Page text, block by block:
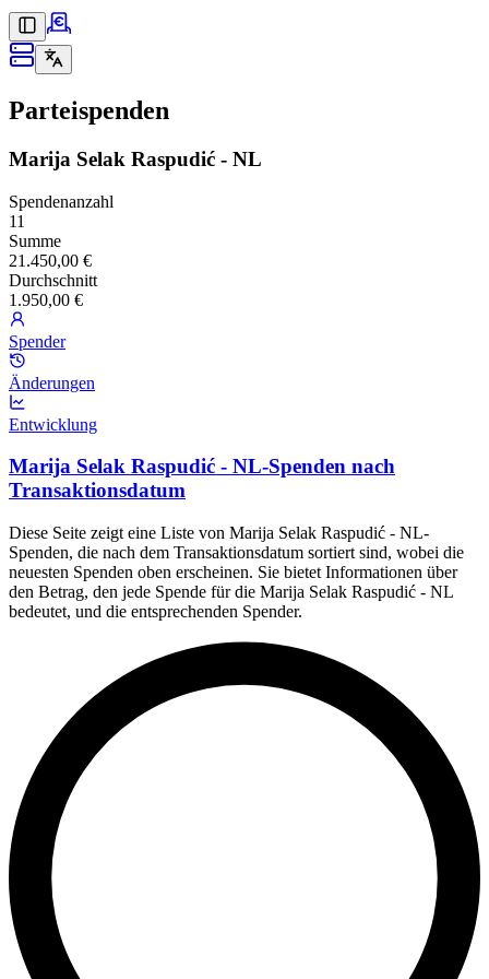
Parteispenden
Marija Selak Raspudić - NL
Spendenanzahl
11
Summe
21.450,00 €
Durchschnitt
1.950,00 €
Spender
Änderungen
Entwicklung
Marija Selak Raspudić - NL-Spenden nach
Transaktionsdatum
Diese Seite zeigt eine Liste von Marija Selak Raspudić - NL-
Spenden, die nach dem Transaktionsdatum sortiert sind, wobei die
neuesten Spenden oben erscheinen. Sie bietet Informationen über
den Betrag, den jede Spende für die Marija Selak Raspudić - NL
bedeutet, und die entsprechenden Spender.